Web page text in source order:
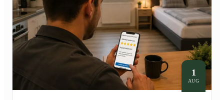
1
AUG